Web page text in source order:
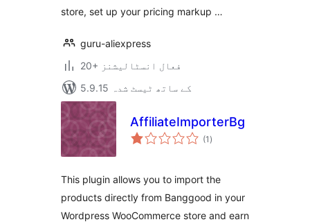
store, set up your pricing markup …
guru-aliexpress
20+ فعال انسٹالیشنز
5.9.15 کے ساتھ ٹیسٹ شدہ
AffiliateImporterBg
(1 مجموعی
درجہ
)
This plugin allows you to import the
products directly from Banggood in your
Wordpress WooCommerce store and earn